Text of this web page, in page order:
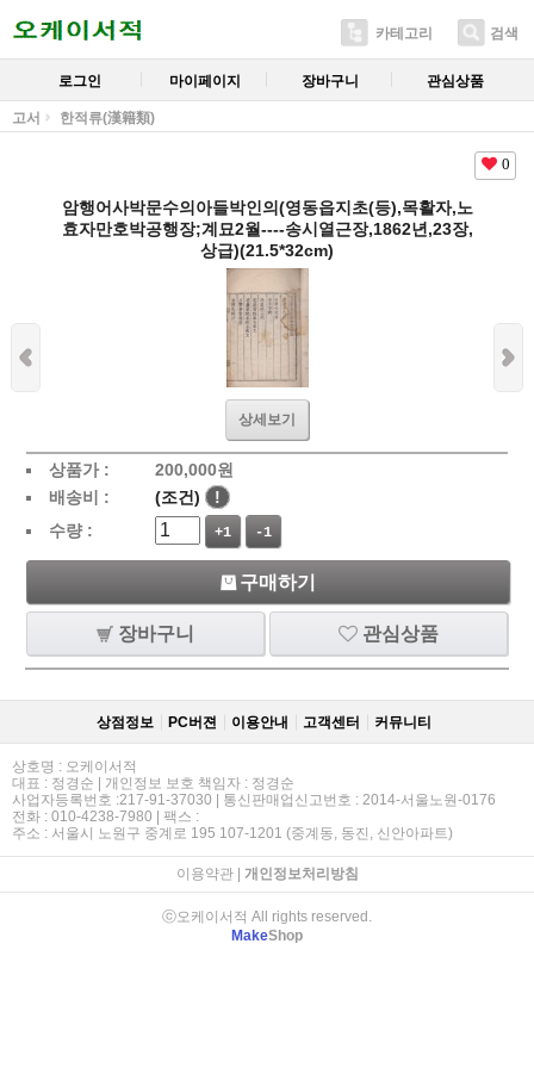
카테고리 검색
로그인 마이페이지 장바구니 관심상품
고서 한적류(漢籍類)
0
암행어사박문수의아들박인의(영동읍지초(등),목활자,노
효자만호박공행장;계묘2월----송시열근장,1862년,23장,
상급)(21.5*32cm)
상세보기
상품가 : 200,000원
배송비 :
(조건)
!
수량 :
+1 -1
구매하기
장바구니 관심상품
상점정보 PC버젼 이용안내 고객센터 커뮤니티
상호명 : 오케이서적
대표 : 정경순 | 개인정보 보호 책임자 : 정경순
사업자등록번호 :217-91-37030 | 통신판매업신고번호 : 2014-서울노원-0176
전화 : 010-4238-7980 | 팩스 :
주소 : 서울시 노원구 중계로 195 107-1201 (중계동, 동진, 신안아파트)
이용약관| 개인정보처리방침
ⓒ오케이서적 All rights reserved.
MakeShop